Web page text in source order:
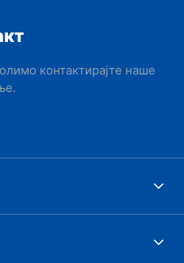
контактирајте наше